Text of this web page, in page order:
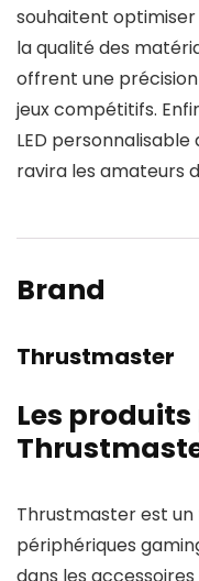
souhaitent optimiser
la qualité des
offrent une
jeux compétitifs.
LED
ravira les amateurs
Brand
Thrustmaster
Les
Thrustmaster est
périphériques